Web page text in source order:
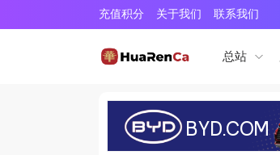
充值积分 关于我们 联系我们
总站